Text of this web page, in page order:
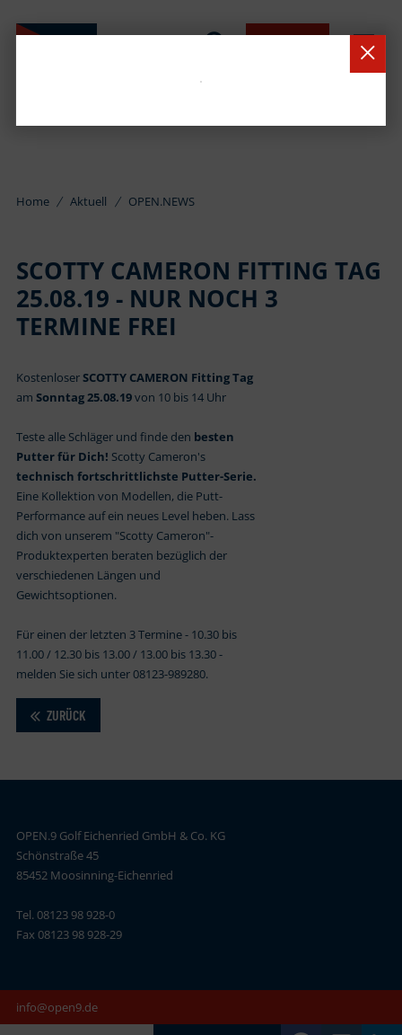
Home Aktuell OPEN.NEWS
SCOTTY CAMERON FITTING TAG
25.08.19 - NUR NOCH 3
TERMINE FREI
KostenloserSCOTTY CAMERON Fitting Tag
am Sonntag 25.08.19von 10 bis 14 Uhr
Teste alle Schläger und finde den besten
Putter für Dich! Scotty Cameron's
technisch fortschrittlichste Putter-Serie.
Eine Kollektion von Modellen, die Putt-
Performance auf ein neues Level heben. Lass
dich von unserem "Scotty Cameron"-
Produktexperten beraten bezüglich der
verschiedenen Längen und
Gewichtsoptionen.
Für einen der letzten 3 Termine - 10.30 bis
11.00 / 12.30 bis 13.00 / 13.00 bis 13.30 -
melden Sie sich unter 08123-989280.
ZURÜCK
OPEN.9 Golf Eichenried GmbH & Co. KG
Schönstraße 45
85452 Moosinning-Eichenried
Tel. 08123 98 928-0
Fax 08123 98 928-29
info@open9.de